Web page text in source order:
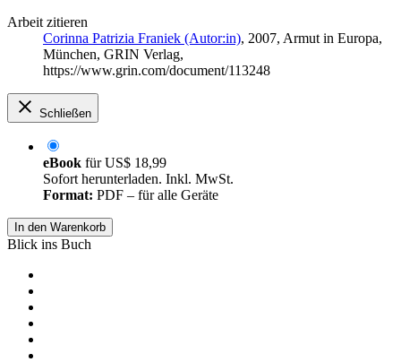
Arbeit zitieren
Corinna Patrizia Franiek (Autor:in), 2007, Armut in Europa,
München, GRIN Verlag,
https://www.grin.com/document/113248
Schließen
eBook fürUS$ 18,99
Sofort herunterladen. Inkl. MwSt.
Format: PDF – für alle Geräte
In den Warenkorb
Blick ins Buch